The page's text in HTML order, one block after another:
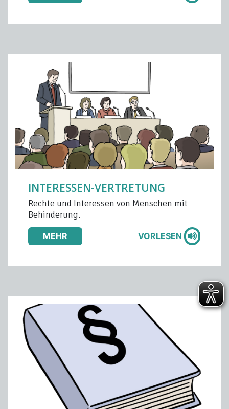
INTERESSEN-VERTRETUNG
Rechte und Interessen von Menschen mit
Behinderung.
MEHR VORLESEN